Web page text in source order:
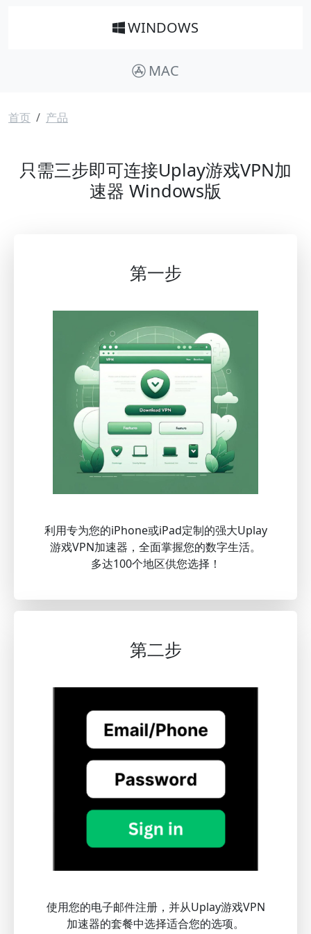
WINDOWS
MAC
面包屑
首页 产品
只需三步即可连接Uplay游戏VPN加
速器 Windows版
第一步
利用专为您的iPhone或iPad定制的强大Uplay
游戏VPN加速器，全面掌握您的数字生活。
多达100个地区供您选择！
第二步
使用您的电子邮件注册，并从Uplay游戏VPN
加速器的套餐中选择适合您的选项。